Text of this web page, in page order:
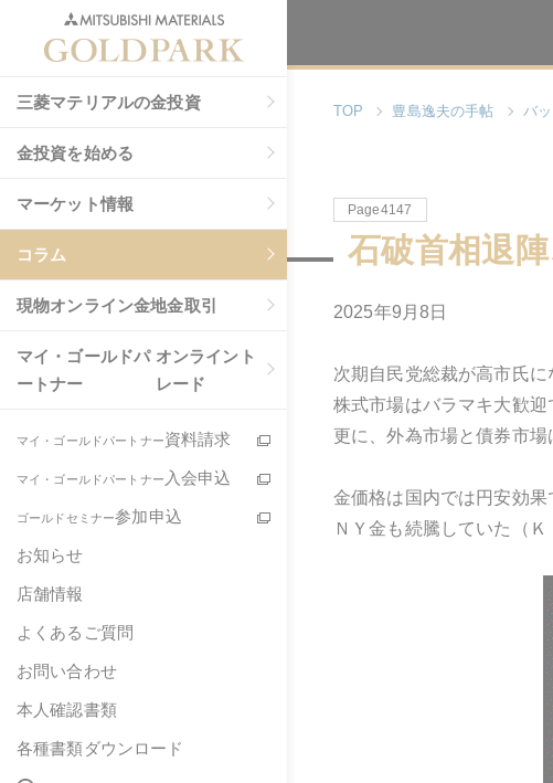
三菱マテリアルの金投資
金投資を始める
マーケット情報
コラム
現物オンライン金地金取引
マイ・ゴールドパ
ートナー
オンライント
レード
マイ・ゴールドパートナー資料請求
マイ・ゴールドパートナー 入会申込
ゴールドセミナー参加申込
お知らせ
店舗情報
よくあるご質問
お問い合わせ
本人確認書類
各種書類ダウンロード
TOP 豊島逸夫の手帖 バ
Page4147
石破首相退
2025年9月8日
次期自民党総裁が高市氏
株式市場はバラマキ大歓
更に、外為市場と債券市
金価格は国内では円安効
ＮＹ金も続騰していた（Ｋ